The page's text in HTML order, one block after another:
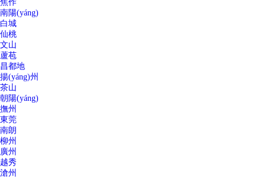
焦作
南陽(yáng)
白城
仙桃
文山
蘆苞
昌都地
揚(yáng)州
茶山
朝陽(yáng)
撫州
東莞
南朗
柳州
廣州
越秀
滄州